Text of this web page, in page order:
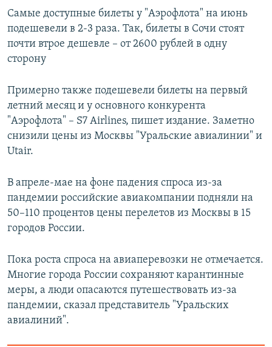
Самые доступные билеты у "Аэрофлота" на июнь
подешевели в 2-3 раза. Так, билеты в Сочи стоят
почти втрое дешевле – от 2600 рублей в одну
сторону
Примерно также подешевели билеты на первый
летний месяц и у основного конкурента
"Аэрофлота" – S7 Airlines, пишет издание. Заметно
снизили цены из Москвы "Уральские авиалинии" и
Utair.
В апреле-мае на фоне падения спроса из-за
пандемии российские авиакомпании подняли на
50–110 процентов цены перелетов из Москвы в 15
городов России.
Пока роста спроса на авиаперевозки не отмечается.
Многие города России сохраняют карантинные
меры, а люди опасаются путешествовать из-за
пандемии, сказал представитель "Уральских
авиалиний".